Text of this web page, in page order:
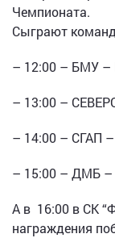
Чемпионата.
Сыграют
– 12:00 – БМУ –
– 13:00 –
– 14:00 – СГАП
– 15:00 – ДМБ
А в 16:00 в СК
награждения